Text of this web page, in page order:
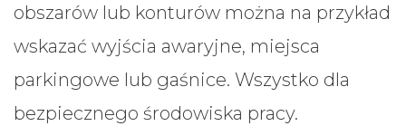
obszarów lub konturów można na przykład
wskazać wyjścia awaryjne, miejsca
parkingowe lub gaśnice. Wszystko dla
bezpiecznego środowiska pracy.